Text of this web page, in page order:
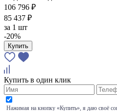
106 796 ₽
85 437 ₽
за 1 шт
-20%
Купить
Купить в один клик
Нажимая на кнопку «Купить», я даю своё